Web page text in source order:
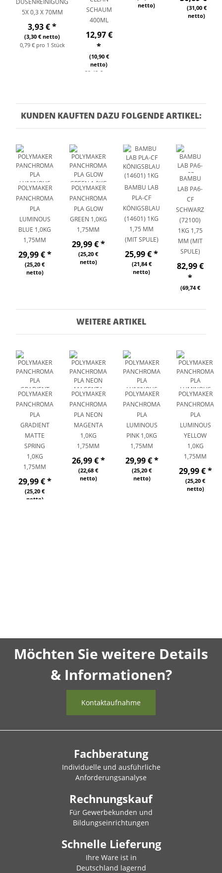
5X 0,3 X 70MM
3,93 €*
(3,30 € netto)
0,79 € pro 1 Stück
SCHAUM
400ML
12,97 €
*
(10,90 €
netto)
32,43 € pro
netto)
(31,00 €
netto)
KUNDEN KAUFTEN DAZU FOLGENDE ARTIKEL:
POLYMAKER
PANCHROMA
PLA
LUMINOUS
BLUE 1,0KG
1,75MM
29,99 €*
(25,20 €
netto)
POLYMAKER
PANCHROMA
PLA GLOW
GREEN 1,0KG
1,75MM
29,99 €*
(25,20 €
netto)
BAMBU LAB
PLA-CF
KÖNIGSBLAU
(14601) 1KG
1,75 MM
(MIT SPULE)
25,99 €*
(21,84 €
netto)
BAMBU
LAB PA6-
CF
SCHWARZ
(72100)
1KG 1,75
MM (MIT
SPULE)
82,99 €
*
(69,74 €
WEITERE ARTIKEL
POLYMAKER
PANCHROMA
PLA
GRADIENT
MATTE
SPRING
1,0KG
1,75MM
29,99 €*
(25,20 €
netto)
POLYMAKER
PANCHROMA
PLA NEON
MAGENTA
1,0KG
1,75MM
26,99 €*
(22,68 €
netto)
POLYMAKER
PANCHROMA
PLA
LUMINOUS
PINK 1,0KG
1,75MM
29,99 €*
(25,20 €
netto)
POLYMAKER
PANCHROMA
PLA
LUMINOUS
YELLOW
1,0KG
1,75MM
29,99 €*
(25,20 €
netto)
Möchten Sie weitere Details
& Informationen?
Kontaktaufnahme
Fachberatung
Individuelle und ausführliche
Anforderungsanalyse
Rechnungskauf
Für Gewerbekunden und
Bildungseinrichtungen
Schnelle Lieferung
Ihre Ware ist in
Deutschland lagernd